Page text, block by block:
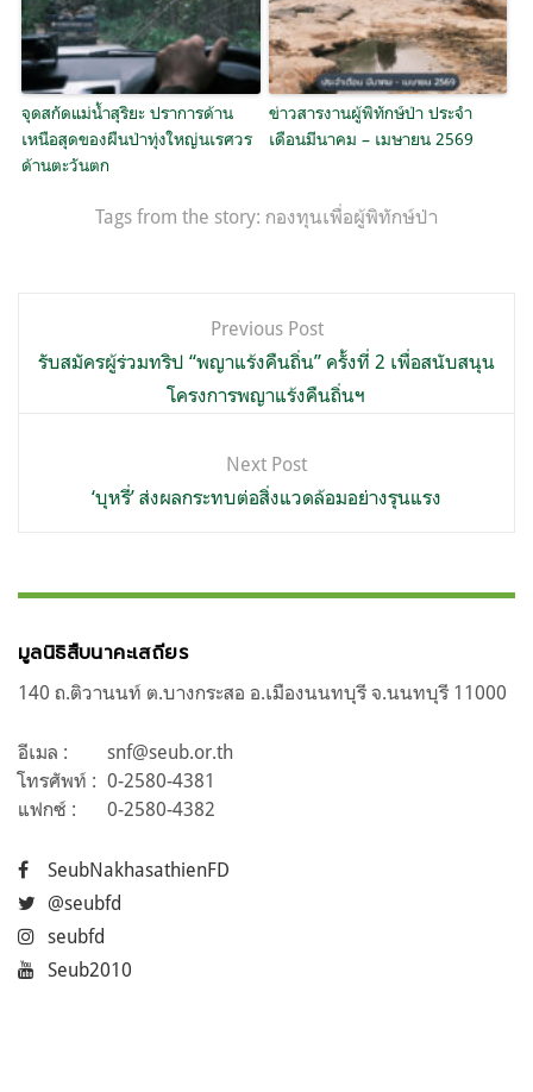
จุดสกัดแม่น้ำสุริยะ ปราการด้าน
เหนือสุดของผืนป่าทุ่งใหญ่นเรศวร
ด้านตะวันตก
ข่าวสารงานผู้พิทักษ์ป่า ประจำ
เดือนมีนาคม – เมษายน 2569
Tags from the story: กองทุนเพื่อผู้พิทักษ์ป่า
เรื่อง
Previous Post
รับสมัครผู้ร่วมทริป “พญาแร้งคืนถิ่น” ครั้งที่ 2 เพื่อสนับสนุน
โครงการพญาแร้งคืนถิ่นฯ
Next Post
‘บุหรี่’ ส่งผลกระทบต่อสิ่งแวดล้อมอย่างรุนแรง
มูลนิธิสืบนาคะเสถียร
140 ถ.ติวานนท์ ต.บางกระสอ อ.เมืองนนทบุรี จ.นนทบุรี 11000
อีเมล :
snf@seub.or.th
โทรศัพท์ : 0-2580-4381
แฟกซ์ :
0-2580-4382
SeubNakhasathienFD
@seubfd
seubfd
Seub2010